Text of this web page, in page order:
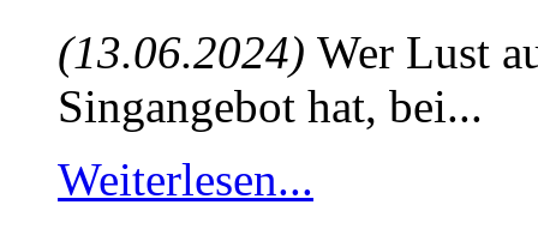
(13.06.2024) Wer Lust
Singangebot hat, bei...
Weiterlesen...